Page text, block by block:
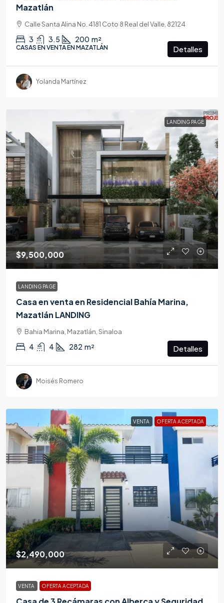
Mazatlán
Calle Santa Alina No. 4181 Coto 8 Real del Valle, 82124
3 3.5 200 m²
CASAS EN VENTA EN MAZATLÁN Detalles
Yolanda Martínez
LANDING PAGE
$9,500,000
LANDING PAGE
Casa en venta en Residencial Bahía Marina,
Mazatlán LANDING
Bahia Marina, Mazatlán, Sinaloa
4 4 282 m² Detalles
Moisés Romero
VENTA OFERTA ACEPTADA
$2,490,000
VENTA OFERTA ACEPTADA